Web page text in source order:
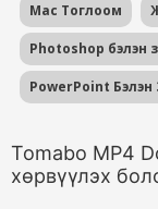
Mac Тоглоом
Photoshop бэлэн
PowerPoint Бэлэн
Tomabo MP4
хөрвүүлэх